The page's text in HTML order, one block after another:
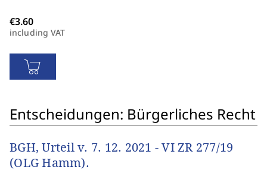
including VAT
Entscheidungen: Bürgerliches Recht
BGH, Urteil v. 7. 12. 2021 - VI ZR 277/19
(OLG Hamm).